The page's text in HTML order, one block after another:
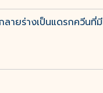
ายร่างเป็นแดรกควีนที่